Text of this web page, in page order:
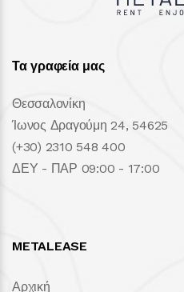
Τα γραφεία μας
Θεσσαλονίκη
Ίωνος Δραγούμη 24, 54625
(+30) 2310 548 400
ΔΕΥ - ΠΑΡ 09:00 - 17:00
METALEASE
Αρχική